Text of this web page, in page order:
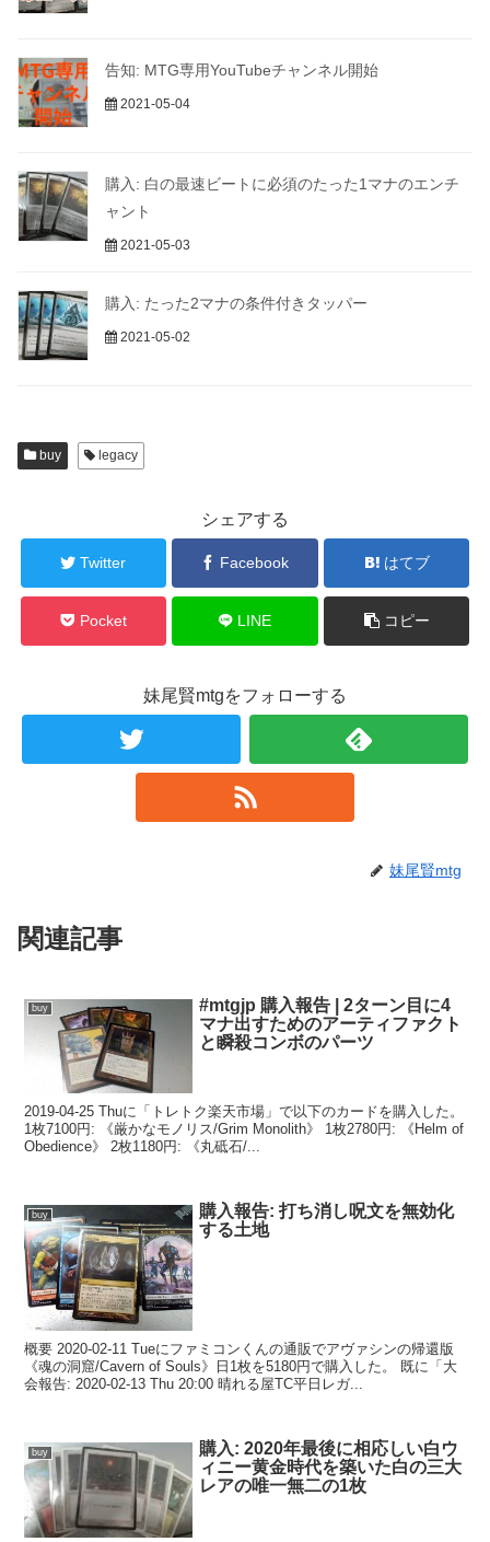
告知: MTG専用YouTubeチャンネル開始
2021-05-04
購入: 白の最速ビートに必須のたった1マナのエンチ
ャント
2021-05-03
購入: たった2マナの条件付きタッパー
2021-05-02
buy legacy
シェアする
Twitter Facebook はてブ
Pocket LINE コピー
妹尾賢mtgをフォローする
妹尾賢mtg
関連記事
buy
#mtgjp 購入報告 | 2ターン目に4
マナ出すためのアーティファクト
と瞬殺コンボのパーツ
2019-04-25 Thuに「トレトク楽天市場」で以下のカードを購入した。
1枚7100円: 《厳かなモノリス/Grim Monolith》 1枚2780円: 《Helm of
Obedience》 2枚1180円: 《丸砥石/...
buy
購入報告: 打ち消し呪文を無効化
する土地
概要 2020-02-11 Tueにファミコンくんの通販でアヴァシンの帰還版
《魂の洞窟/Cavern of Souls》日1枚を5180円で購入した。 既に「大
会報告: 2020-02-13 Thu 20:00 晴れる屋TC平日レガ...
buy
購入: 2020年最後に相応しい白ウ
ィニー黄金時代を築いた白の三大
レアの唯一無二の1枚